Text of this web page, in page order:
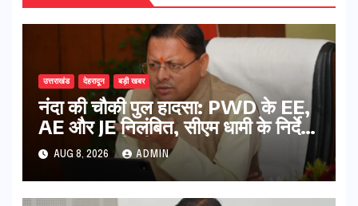
उत्तराखंड देहरादून बड़ी खबर
नंदा की चौकी पुल हादसा: PWD के EE,
AE और JE निलंबित, सीएम धामी के निर्देश
पर सख्त कार्रवाई
AUG 8, 2026 ADMIN